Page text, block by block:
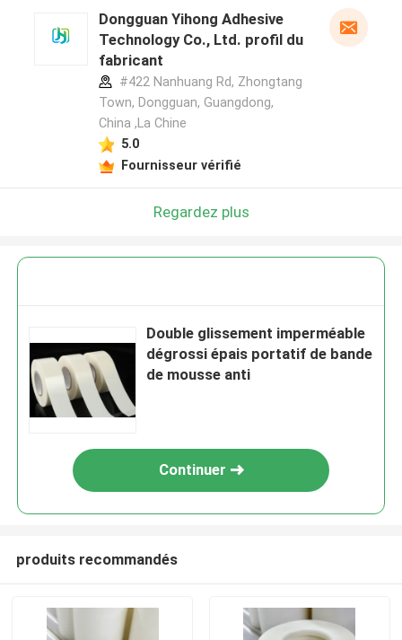
Dongguan Yihong Adhesive
Technology Co., Ltd. profil du
fabricant
#422 Nanhuang Rd, Zhongtang
Town, Dongguan, Guangdong,
China ,La Chine
5.0
Fournisseur vérifié
Regardez plus
Double glissement imperméable
dégrossi épais portatif de bande
de mousse anti
Continuer
produits recommandés